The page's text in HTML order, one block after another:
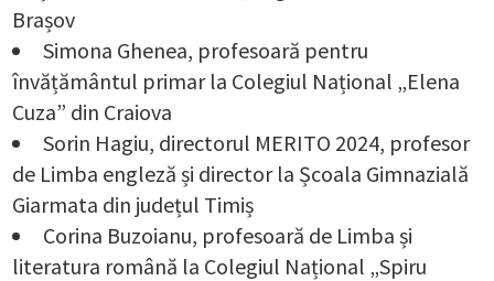
Brașov
Simona Ghenea, profesoară pentru
învățământul primar la Colegiul Național „Elena
Cuza” din Craiova
Sorin Hagiu, directorul MERITO 2024, profesor
de Limba engleză și director la Școala Gimnazială
Giarmata din județul Timiș
Corina Buzoianu, profesoară de Limba și
literatura română la Colegiul Național „Spiru